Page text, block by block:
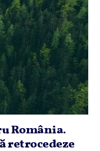
România.
retrocedeze